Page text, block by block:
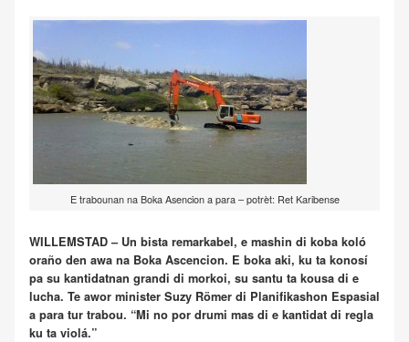
E trabounan na Boka Asencion a para – potrèt: Ret Karibense
WILLEMSTAD – Un bista remarkabel, e mashin di koba koló
oraño den awa na Boka Ascencion. E boka aki, ku ta konosí
pa su kantidatnan grandi di morkoi, su santu ta kousa di e
lucha. Te awor minister Suzy Römer di Planifikashon Espasial
a para tur trabou. “Mi no por drumi mas di e kantidat di regla
ku ta violá.”